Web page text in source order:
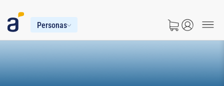
Personas